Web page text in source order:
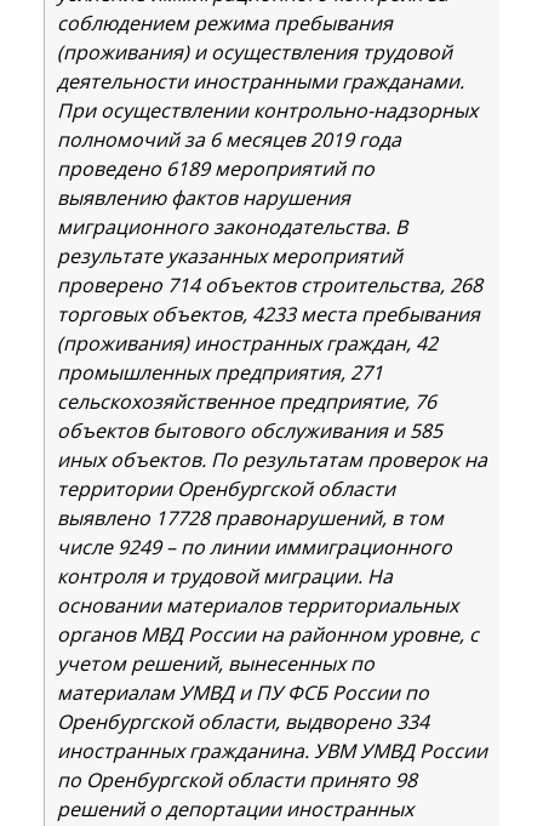
соблюдением режима пребывания
(проживания) и осуществления трудовой
деятельности иностранными гражданами.
При осуществлении контрольно-надзорных
полномочий за 6 месяцев 2019 года
проведено 6189 мероприятий по
выявлению фактов нарушения
миграционного законодательства. В
результате указанных мероприятий
проверено 714 объектов строительства, 268
торговых объектов, 4233 места пребывания
(проживания) иностранных граждан, 42
промышленных предприятия, 271
сельскохозяйственное предприятие, 76
объектов бытового обслуживания и 585
иных объектов. По результатам проверок на
территории Оренбургской области
выявлено 17728 правонарушений, в том
числе 9249 – по линии иммиграционного
контроля и трудовой миграции. На
основании материалов территориальных
органов МВД России на районном уровне, с
учетом решений, вынесенных по
материалам УМВД и ПУ ФСБ России по
Оренбургской области, выдворено 334
иностранных гражданина. УВМ УМВД России
по Оренбургской области принято 98
решений о депортации иностранных